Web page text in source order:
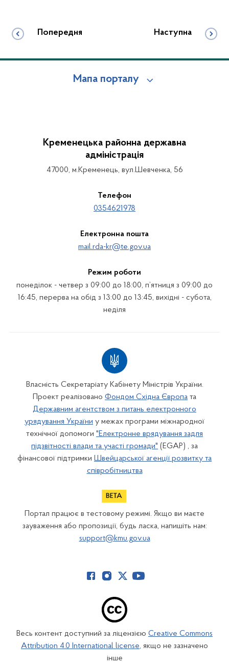
Попередня Наступна
Мапа порталу
Кременецька районна державна
адміністрація
47000, м.Кременець, вул.Шевченка, 56
Телефон
0354621978
Електронна пошта
mail.rda-kr@te.gov.ua
Режим роботи
понеділок - четвер з 09:00 до 18:00, п’ятниця з 09:00 до
16:45, перерва на обід з 13:00 до 13:45, вихідні - субота,
неділя
Власність Секретаріату Кабінету Міністрів України.
Проект реалізовано Фондом Східна Європа та
Державним агентством з питань електронного
урядування України у межах програми міжнародної
технічної допомоги "Електронне врядування задля
підзвітності влади та участі громади" (EGAP) , за
фінансової підтримки Швейцарської агенції розвитку та
співробітництва
Портал працює в тестовому режимі. Якщо ви маєте
зауваження або пропозиції, будь ласка, напишіть нам:
support@kmu.gov.ua
Весь контент доступний за ліцензією Creative Commons
Attribution 4.0 International license, якщо не зазначено
інше